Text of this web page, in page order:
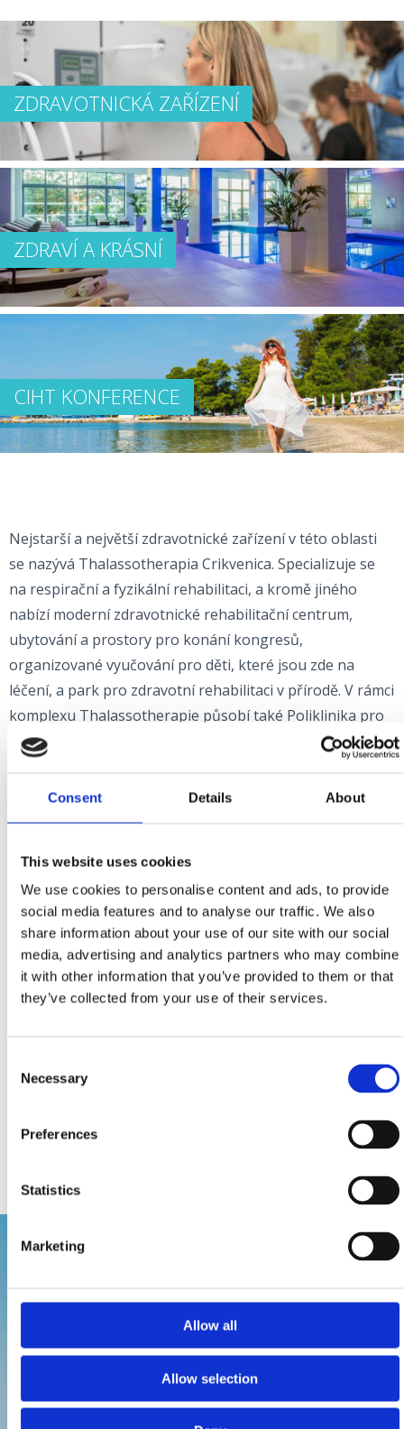
Consent Details About
This website uses cookies
We use cookies to personalise content and ads, to provide
social media features and to analyse our traffic. We also
share information about your use of our site with our social
media, advertising and analytics partners who may combine
it with other information that you’ve provided to them or that
they’ve collected from your use of their services.
Selection
Necessary
Preferences
Statistics
Marketing
Allow all
Allow selection
ZDRAVOTNICKÁ ZAŘÍZENÍ
ZDRAVÍ A KRÁSNÍ
CIHT KONFERENCE
Nejstarší a největší zdravotnické zařízení v této oblasti
se nazývá Thalassotherapia Crikvenica. Specializuje se
na respirační a fyzikální rehabilitaci, a kromě jiného
nabízí moderní zdravotnické rehabilitační centrum,
ubytování a prostory pro konání kongresů,
organizované vyučování pro děti, které jsou zde na
léčení, a park pro zdravotní rehabilitaci v přírodě. V rámci
komplexu Thalassotherapie působí také Poliklinika pro
baromedicínu Oxy. Poliklinika Terme Selce úspěšně
spojuje zdraví a sport, charakterizují ji pečlivě navržené
léčebné programy a dosud pečovala o více než 150
Rakitić, Tanja Poutiainen a mnozí další). Turistická
ambulance a kvalitní specialistické služby v příjemném a
uvolněném prostředí jsou hlavními charakteristikami
Polikliniky "Katunar" v Crikvenici.
Tady se nacházejí také různé stomatologické a
Zdravý způsob života je také součástí různých událostí
jachtařské regaty nebo gastro manifestace Týden modré